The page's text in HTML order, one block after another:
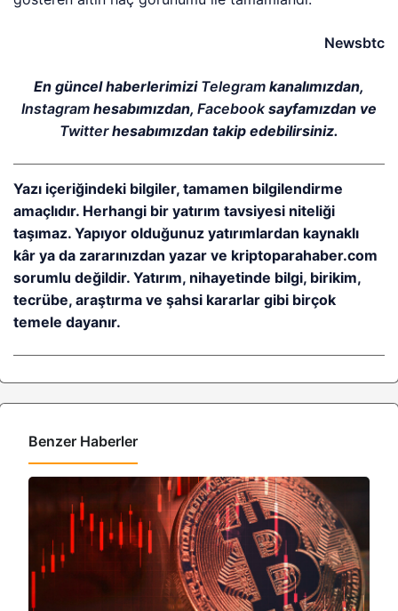
Newsbtc
En güncel haberlerimizi Telegram kanalımızdan,
Instagramhesabımızdan, Facebooksayfamızdan ve
Twitterhesabımızdan takip edebilirsiniz.
Yazı içeriğindeki bilgiler, tamamen bilgilendirme
amaçlıdır. Herhangi bir yatırım tavsiyesi niteliği
taşımaz. Yapıyor olduğunuz yatırımlardan kaynaklı
kâr ya da zararınızdan yazar ve kriptoparahaber.com
sorumlu değildir. Yatırım, nihayetinde bilgi, birikim,
tecrübe, araştırma ve şahsi kararlar gibi birçok
temele dayanır.
Benzer Haberler